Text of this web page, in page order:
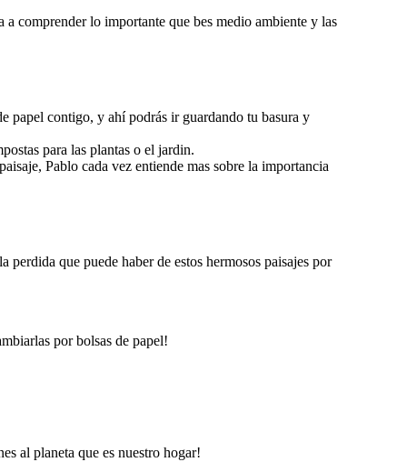
comprender lo importante que bes medio ambiente y las
papel contigo, y ahí podrás ir guardando tu basura y
para las plantas o el jardin.
Pablo cada vez entiende mas sobre la importancia
que puede haber de estos hermosos paisajes por
por bolsas de papel!
al planeta que es nuestro hogar!